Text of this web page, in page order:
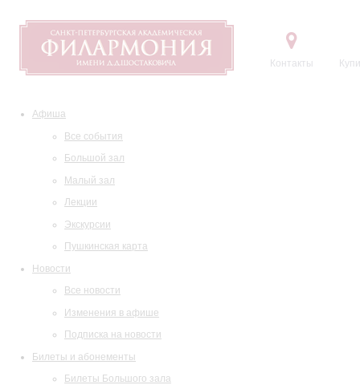
Контакты
Афиша
Все события
Большой зал
Малый зал
Лекции
Экскурсии
Пушкинская карта
Новости
Все новости
Изменения в афише
Подписка на новости
Билеты и абонементы
Билеты Большого зала